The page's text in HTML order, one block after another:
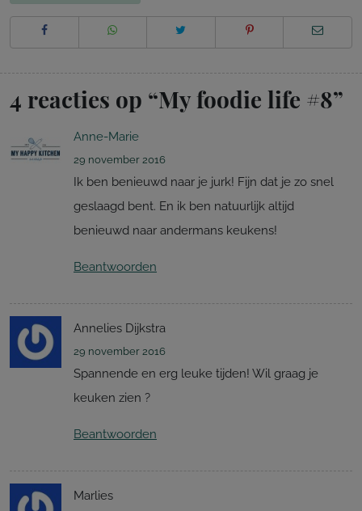
4 reacties op “My foodie life #8”
Anne-Marie
29 november 2016
Ik ben benieuwd naar je jurk! Fijn dat je zo snel
geslaagd bent. En ik ben natuurlijk altijd
benieuwd naar andermans keukens!
Beantwoorden
Annelies Dijkstra
29 november 2016
Spannende en erg leuke tijden! Wil graag je
keuken zien ?
Beantwoorden
Marlies